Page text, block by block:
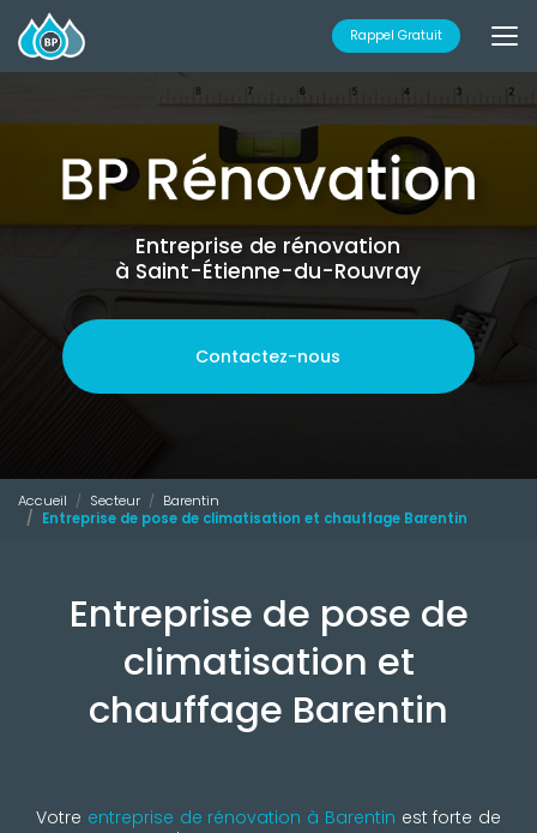
au
contenu
principal
Rappel Gratuit
Entreprise de rénovation
à Saint-Étienne-du-Rouvray
Contactez-nous
Accueil Secteur
Barentin
Entreprise de pose de climatisation et chauffage Barentin
Entreprise de pose de
climatisation et
chauffage Barentin
Votre entreprise de rénovation à Barentin est forte de